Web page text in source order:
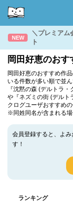
NEW
＼プレミアム
ト
岡田好恵のお
岡田好恵のおすすめ作
いる件数が多い順で並ん
『沈黙の森 (デルトラ
や『ネズミの街 (デルト
クログユーザおすすめ
※同姓同名が含まれる場
会員登録すると、よ
す！
ランキング